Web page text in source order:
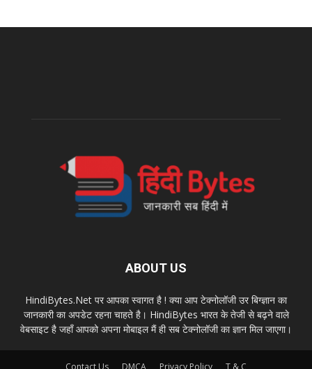
ABOUT US
HindiBytes.Net पर आपका स्वागत है ! क्या आप टेक्नोलॉजी उर बिग्ज्ञान का
जानकारी का अपडेट रहना चाहते है। HindiBytes भारत के तेजी से बढ़ने वाले
वेबसाइट है जहाँ आपको अपना मोबाइल मैं ही सब टेक्नोलॉजी का ज्ञान मिल जाएगा।